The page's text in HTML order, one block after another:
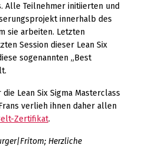
Alle Teilnehmer initiierten und
innerhalb des
sie arbeiten. Letzten
Session dieser Lean Six
sogenannten „Best
Lean Six Sigma Masterclass
verlieh ihnen daher allen
Zertifikat.
Herzliche